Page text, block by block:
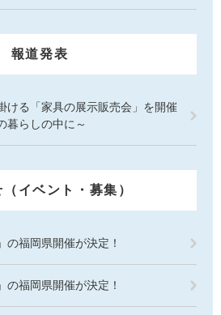
報道発表
ける「家具の展示販売会」を開催
暮らしの中に～
イベント・募集）
の福岡県開催が決定！
の福岡県開催が決定！